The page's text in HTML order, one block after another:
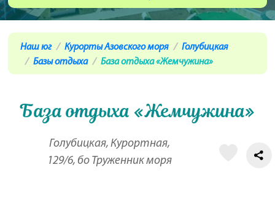
Наш юг Курорты Азовского моря
Голубицкая
Базы отдыха
База отдыха «Жемчужина»
База отдыха «Жемчужина»
Голубицкая, Курортная,
129/6, бо Труженник моря